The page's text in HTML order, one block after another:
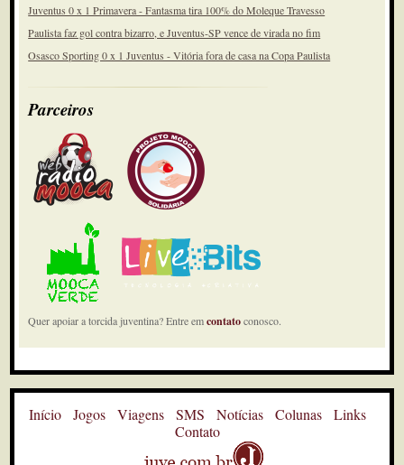
Juventus 0 x 1 Primavera - Fantasma tira 100% do Moleque Travesso
Paulista faz gol contra bizarro, e Juventus-SP vence de virada no fim
Osasco Sporting 0 x 1 Juventus - Vitória fora de casa na Copa Paulista
Parceiros
Quer apoiar a torcida juventina? Entre emcontatoconosco.
Início Jogos Viagens SMS Notícias Colunas
Links
Contato